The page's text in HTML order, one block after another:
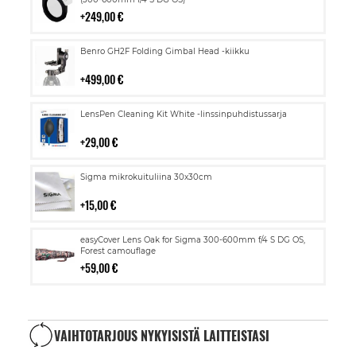
249,00 €
Benro GH2F Folding Gimbal Head -kiikku
499,00 €
Lisää
LensPen Cleaning Kit White -linssinpuhdistussarja
29,00 €
Lisää
Sigma mikrokuituliina 30x30cm
15,00 €
Lisää
easyCover Lens Oak for Sigma 300-600mm f/4 S DG OS,
Forest camouflage
59,00 €
Lisää
ostoskoriin
VAIHTOTARJOUS NYKYISISTÄ LAITTEISTASI